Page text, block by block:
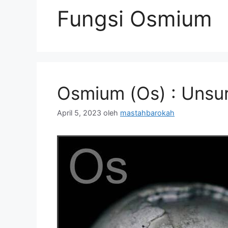
Fungsi Osmium
Osmium (Os) :
April 5, 2023 oleh mastahbarokah